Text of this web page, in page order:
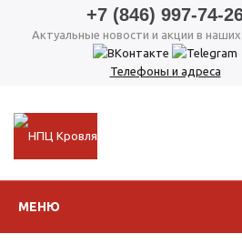
+7 (846) 997-74-
Актуальные новости и акции в наших
Телефоны и адреса
МЕНЮ